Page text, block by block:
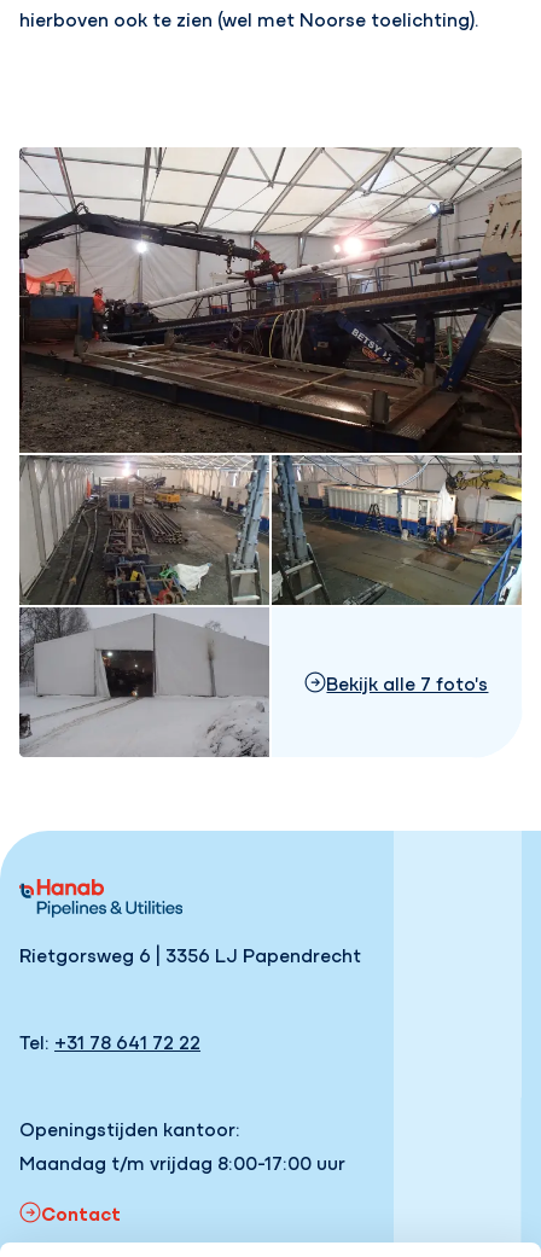
hierboven ook te zien (wel met Noorse toelichting).
Bekijk alle 7 foto's
Rietgorsweg 6 | 3356 LJ Papendrecht
Tel: +31 78 641 72 22
Openingstijden kantoor:
Maandag t/m vrijdag 8:00-17:00 uur
Contact